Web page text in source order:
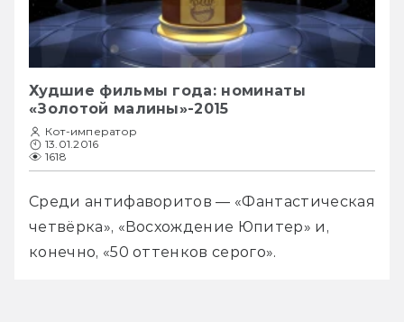
Худшие фильмы года: номинаты
«Золотой малины»-2015
Кот-император
13.01.2016
1618
Среди антифаворитов — «Фантастическая
четвёрка», «Восхождение Юпитер» и,
конечно, «50 оттенков серого».